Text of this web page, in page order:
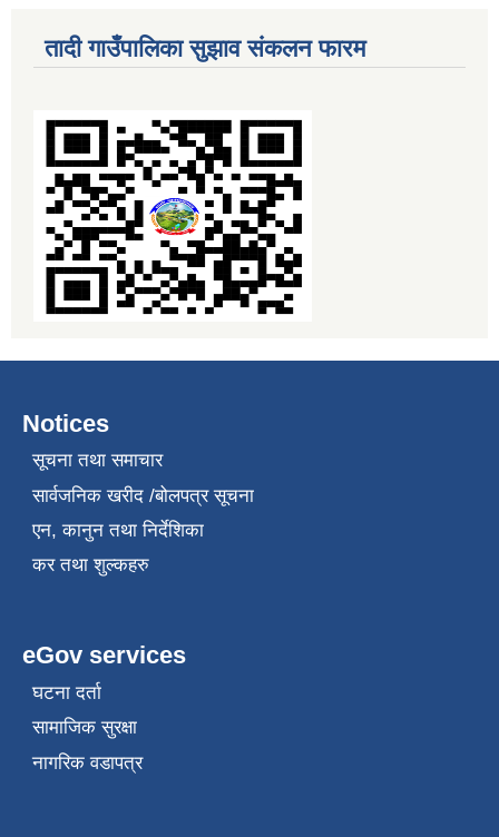
तादी गाउँपालिका सुझाव संकलन फारम
Notices
सूचना तथा समाचार
सार्वजनिक खरीद /बोलपत्र सूचना
एन, कानुन तथा निर्देशिका
कर तथा शुल्कहरु
eGov services
घटना दर्ता
सामाजिक सुरक्षा
नागरिक वडापत्र